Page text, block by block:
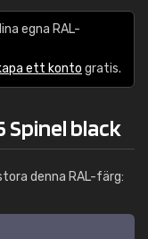
egna RAL-
ett konto gratis.
Spinel black
denna RAL-färg: